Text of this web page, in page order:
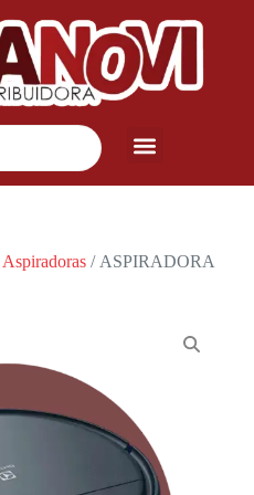
Aspiradoras/ ASPIRADORA